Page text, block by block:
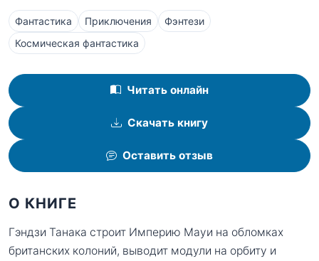
Фантастика Приключения
Фэнтези
Космическая фантастика
Читать онлайн
Скачать книгу
Оставить отзыв
О КНИГЕ
Гэндзи Танака строит Империю Мауи на обломках
британских колоний, выводит модули на орбиту и